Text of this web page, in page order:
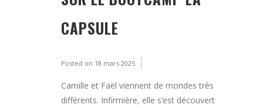
CAPSULE
Posted on 18 mars 2025
Camille et Faël viennent de mondes très
différents. Infirmière, elle s’est découvert